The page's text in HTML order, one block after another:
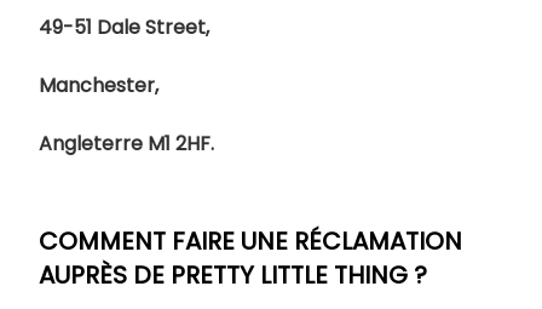
49-51 Dale Street,
Manchester,
Angleterre M1 2HF.
COMMENT FAIRE UNE RÉCLAMATION
AUPRÈS DE PRETTY LITTLE THING ?